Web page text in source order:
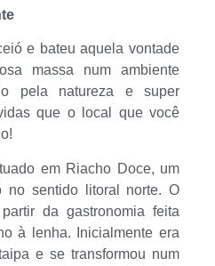
e bateu aquela vontade
massa num ambiente
pela natureza e super
que o local que você
em Riacho Doce, um
no sentido litoral norte. O
da gastronomia feita
à lenha. Inicialmente era
e se transformou num